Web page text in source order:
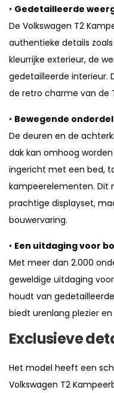
• Gedetailleerde
De Volkswagen T2
authentieke details
kleurrijke exterieur, de
gedetailleerde interieur.
de retro charme van de
• Bewegende
De deuren en de
dak kan omhoog
ingericht met een bed,
kampeerelementen. Dit
prachtige displayset,
bouwervaring.
• Een uitdaging voor
Met meer dan 2.000
geweldige uitdaging
houdt van
biedt urenlang plezier
Exclusieve
Het model heeft een
Volkswagen T2